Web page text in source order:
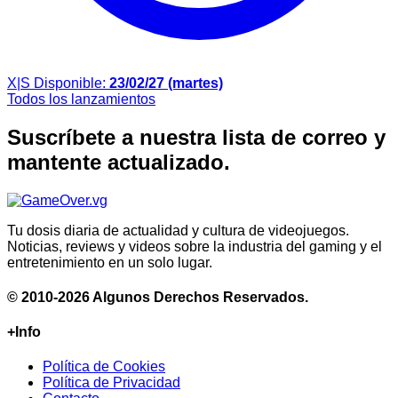
X|S Disponible: 23/02/27 (martes)
Todos los lanzamientos
Suscríbete a nuestra lista de correo y
mantente actualizado.
Tu dosis diaria de actualidad y cultura de videojuegos.
Noticias, reviews y videos sobre la industria del gaming y el
entretenimiento en un solo lugar.
© 2010-2026 Algunos Derechos Reservados.
+Info
Política de Cookies
Política de Privacidad